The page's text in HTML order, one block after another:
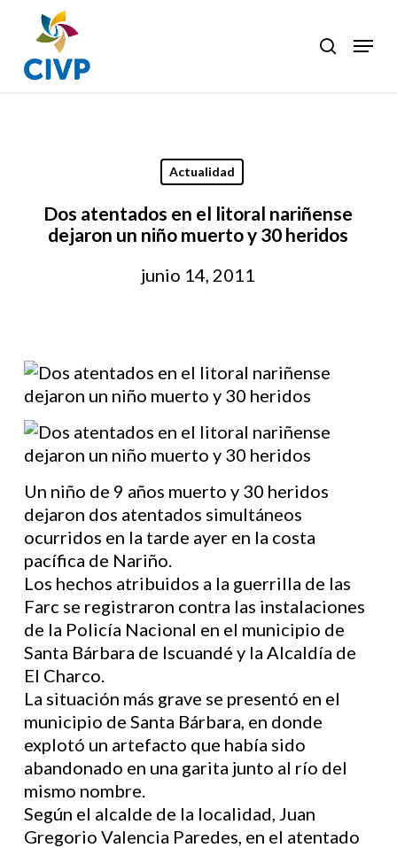
main
content
search
Menu
Actualidad
Dos atentados en el litoral nariñense
dejaron un niño muerto y 30 heridos
junio 14, 2011
Un niño de 9 años muerto y 30 heridos
dejaron dos atentados simultáneos
ocurridos en la tarde ayer en la costa
pacífica de Nariño.
Los hechos atribuidos a la guerrilla de las
Farc se registraron contra las instalaciones
de la Policía Nacional en el municipio de
Santa Bárbara de Iscuandé y la Alcaldía de
El Charco.
La situación más grave se presentó en el
municipio de Santa Bárbara, en donde
explotó un artefacto que había sido
abandonado en una garita junto al río del
mismo nombre.
Según el alcalde de la localidad, Juan
Gregorio Valencia Paredes, en el atentado
Close